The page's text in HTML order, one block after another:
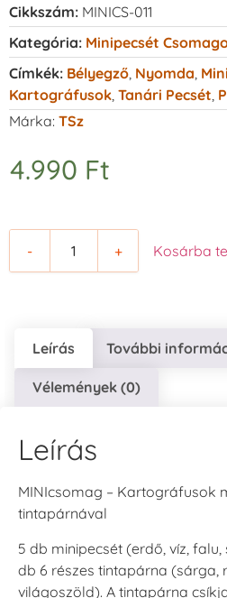
Cikkszám: MINICS-011
Kategória: Minipecsét
Címkék: Bélyegző Nyomda
Kartográfusok Tanári Pecsét
Márka: TSz
4.990 Ft
- + Kosárba
Leírás További
Vélemények (0)
Leírás
MINIcsomag – Kartográfusok
tintapárnával
5 db minipecsét (erdő, víz,
db 6 részes tintapárna (sárga,
világoszöld). A tintapárna